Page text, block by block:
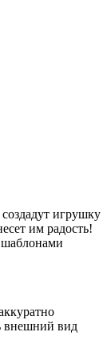
игрушку
им радость!
шаблонами
внешний вид